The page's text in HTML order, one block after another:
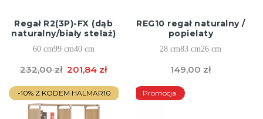
Regał R2(3P)-FX (dąb
naturalny/biały stelaż)
60 cm99 cm40 cm
201,84 zł
232,00 zł
REG10 regał naturalny /
popielaty
28 cm83 cm26 cm
149,00 zł
-10% Z KODEM HALMAR10 Promocja